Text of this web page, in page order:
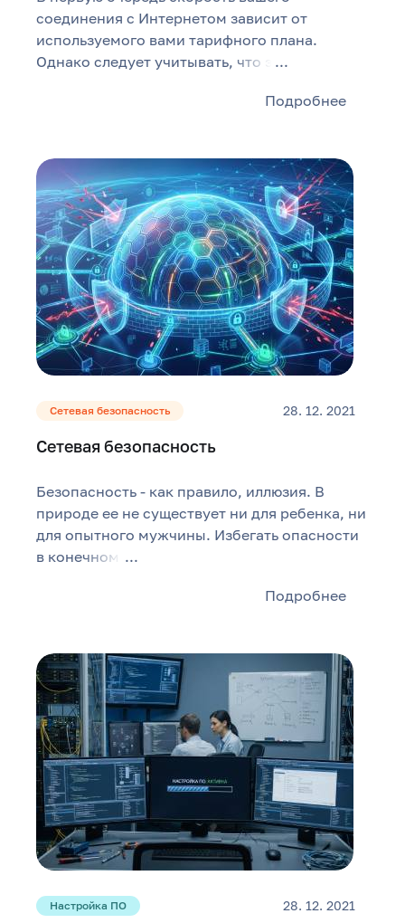
Подробнее
соединения с Интернетом зависит от
используемого вами тарифного плана.
Однако следует учитывать, что э
...
Подробнее
Сетевая безопасность 28. 12. 2021
Сетевая безопасность
Безопасность - как правило, иллюзия. В
природе ее не существует ни для ребенка, ни
для опытного мужчины. Избегать опасности
в конечном ...
Настройка ПО 28. 12. 2021